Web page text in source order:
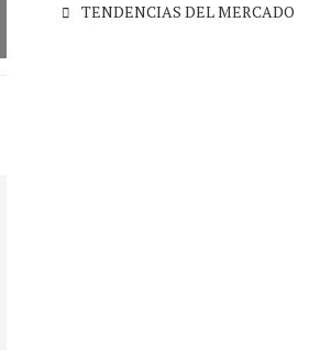
TENDENCIAS DEL MERCADO